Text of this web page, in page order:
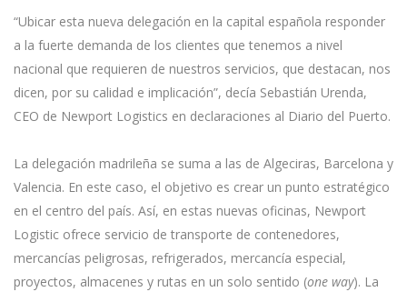
“Ubicar esta nueva delegación en la capital española responder
a la fuerte demanda de los clientes que tenemos a nivel
nacional que requieren de nuestros servicios, que destacan, nos
dicen, por su calidad e implicación”, decía Sebastián Urenda,
CEO de Newport Logistics en declaraciones al Diario del Puerto.
La delegación madrileña se suma a las de Algeciras, Barcelona y
Valencia. En este caso, el objetivo es crear un punto estratégico
en el centro del país. Así, en estas nuevas oficinas, Newport
Logistic ofrece servicio de transporte de contenedores,
mercancías peligrosas, refrigerados, mercancía especial,
proyectos, almacenes y rutas en un solo sentido (one way). La